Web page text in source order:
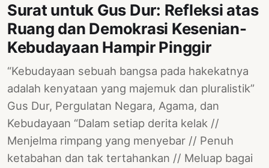
Surat untuk Gus Dur: Refleksi atas
Ruang dan Demokrasi Kesenian-
Kebudayaan Hampir Pinggir
“Kebudayaan sebuah bangsa pada hakekatnya
adalah kenyataan yang majemuk dan pluralistik”
Gus Dur, Pergulatan Negara, Agama, dan
Kebudayaan “Dalam setiap derita kelak //
Menjelma rimpang yang menyebar // Penuh
ketabahan dan tak tertahankan // Meluap bagai